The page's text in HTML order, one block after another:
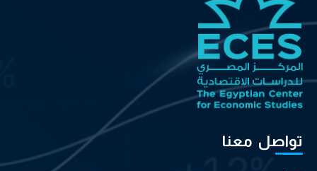
تواصل معنا